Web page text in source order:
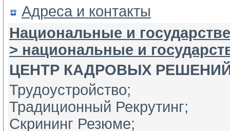
Адреса и контакты
Национальные и
> национальные и
ЦЕНТР КАДРОВЫХ
Трудоустройство;
Традиционный Рекрутинг;
Скрининг Резюме;